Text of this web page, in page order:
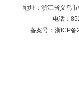
地址：浙江省义乌
电话：
备案号： 浙ICP